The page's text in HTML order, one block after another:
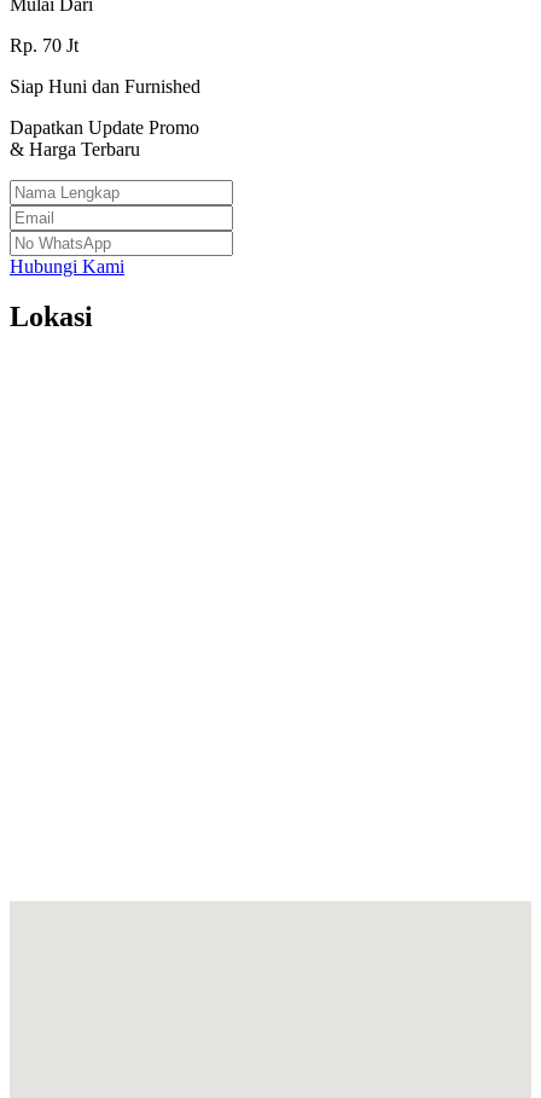
Rp. 70 Jt
Siap Huni dan Furnished
Dapatkan Update Promo
& Harga Terbaru
Hubungi Kami
Lokasi